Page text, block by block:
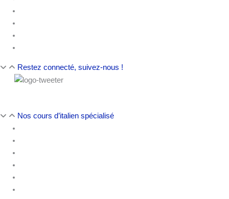
Restez connecté, suivez-nous !
Nos cours d’italien spécialisé